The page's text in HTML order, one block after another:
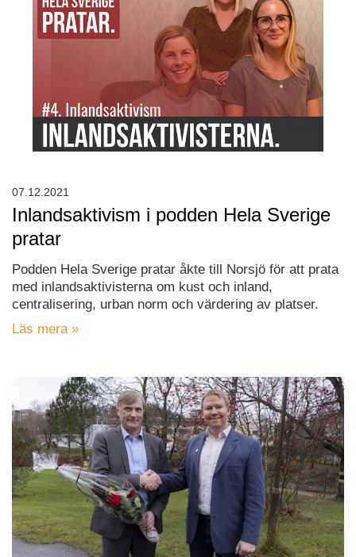
Inlandsaktivism i podden Hela Sverige
pratar
Podden Hela Sverige pratar åkte till Norsjö för att prata
med inlandsaktivisterna om kust och inland,
centralisering, urban norm och värdering av platser.
Läs mera »
07.12.2021